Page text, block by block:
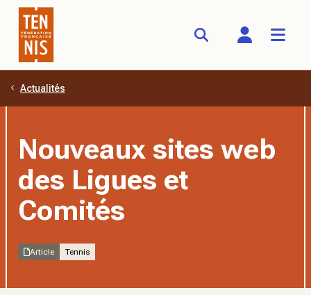
Aller au contenu principal
Actualités
Nouveaux sites web
des Ligues et
Comités
Article Tennis